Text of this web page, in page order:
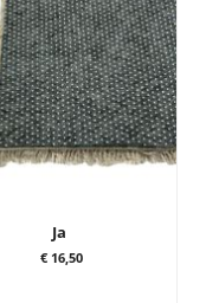
Ja
€ 16,50